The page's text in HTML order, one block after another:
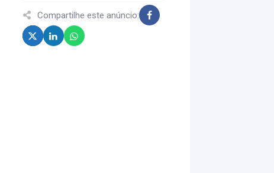
Compartilhe este anúncio: